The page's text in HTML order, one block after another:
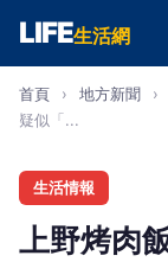
LIFE生活網
首頁 › 地方新聞 ›
疑似「...
生活情報
上野烤肉